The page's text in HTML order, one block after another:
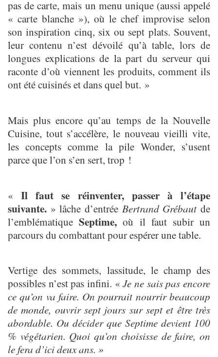
pas de carte, mais un menu unique (aussi appelé
« carte blanche »), où le chef improvise selon
son inspiration cinq, six ou sept plats. Souvent,
leur contenu n’est dévoilé qu’à table, lors de
longues explications de la part du serveur qui
raconte d’où viennent les produits, comment ils
ont été cuisinés et dans quel but. »
Mais plus encore qu’au temps de la Nouvelle
Cuisine, tout s’accélère, le nouveau vieilli vite,
les concepts comme la pile Wonder, s’usent
parce que l’on s’en sert, trop !
«Il faut se réinventer, passer à l’étape
suivante. » lâche d’entrée Bertrand Grébautde
l’emblématiqueSeptime,où il faut subir un
parcours du combattant pour espérer une table.
Vertige des sommets, lassitude, le champ des
possibles n’est pas infini. «Je ne sais pas encore
ce qu’on va faire. On pourrait nourrir beaucoup
de monde, ouvrir sept jours sur sept et être très
abordable. Ou décider que Septime devient 100
% végétarien. Quoi qu’on choisisse de faire, on
le fera d’ici deux ans. »